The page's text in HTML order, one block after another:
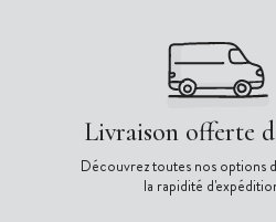
Livraison offerte
Découvrez toutes nos options
la rapidité